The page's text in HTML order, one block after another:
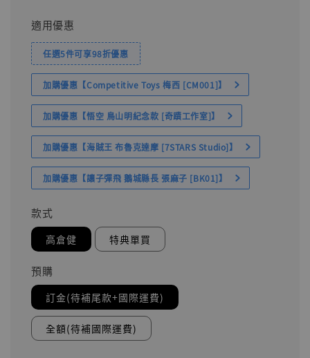
適用優惠
任選5件可享98折優惠
加購優惠【Competitive Toys 梅西 [CM001]】
加購優惠【悟空 鳥山明紀念款 [奇蹟工作室]】
加購優惠【海賊王 布魯克達摩 [7STARS Studio]】
加購優惠【讓子彈飛 鵝城縣長 張麻子 [BK01]】
款式
高倉健 特典單買
預購
訂金(待補尾款+國際運費)
全額(待補國際運費)